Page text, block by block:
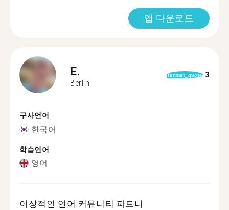
앱 다운로드
E.
Berlin
format_quote 3
구사언어
한국어
학습언어
영어
이상적인 언어 커뮤니티 파트너